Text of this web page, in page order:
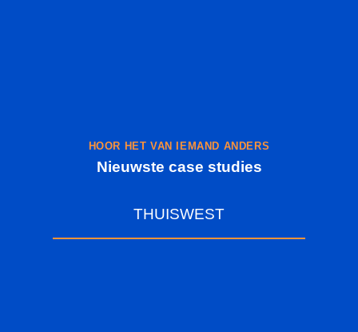
HOOR HET VAN IEMAND ANDERS
Nieuwste case studies
THUISWEST